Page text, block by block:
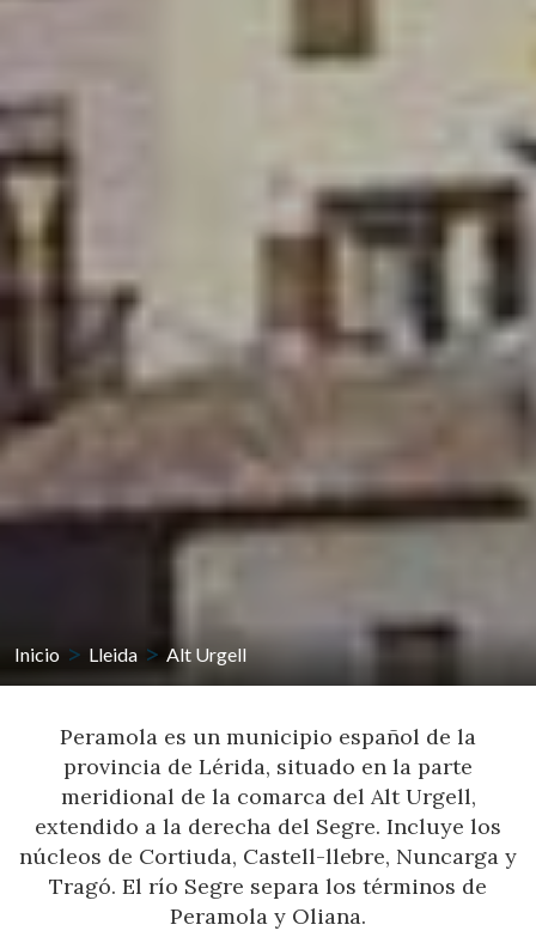
Inicio Lleida Alt Urgell
Peramola es un municipio español de la
provincia de Lérida, situado en la parte
meridional de la comarca del Alt Urgell,
extendido a la derecha del Segre. Incluye los
núcleos de Cortiuda, Castell-llebre, Nuncarga y
Tragó. El río Segre separa los términos de
Peramola y Oliana.